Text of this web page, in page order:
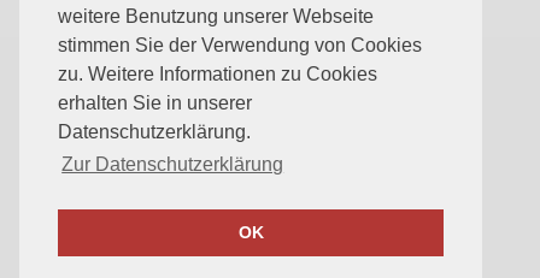
weitere Benutzung unserer Webseite
stimmen Sie der Verwendung von Cookies
zu. Weitere Informationen zu Cookies
erhalten Sie in unserer
Datenschutzerklärung.
Zur Datenschutzerklärung
OK